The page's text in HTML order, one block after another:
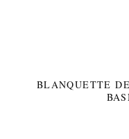
BLANQUETTE